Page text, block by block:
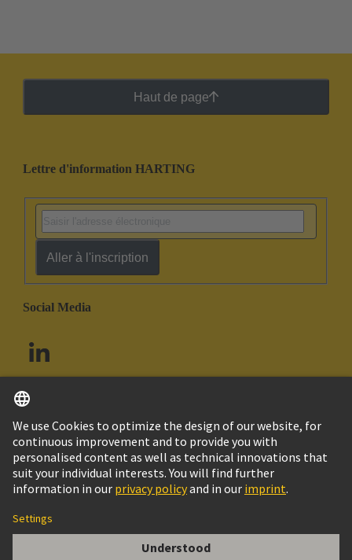
Haut de page
Lettre d'information HARTING
Aller à l'inscription
Social Media
Canada Français
© HARTING Technology Group
Contact
Conditions Générales de Vente